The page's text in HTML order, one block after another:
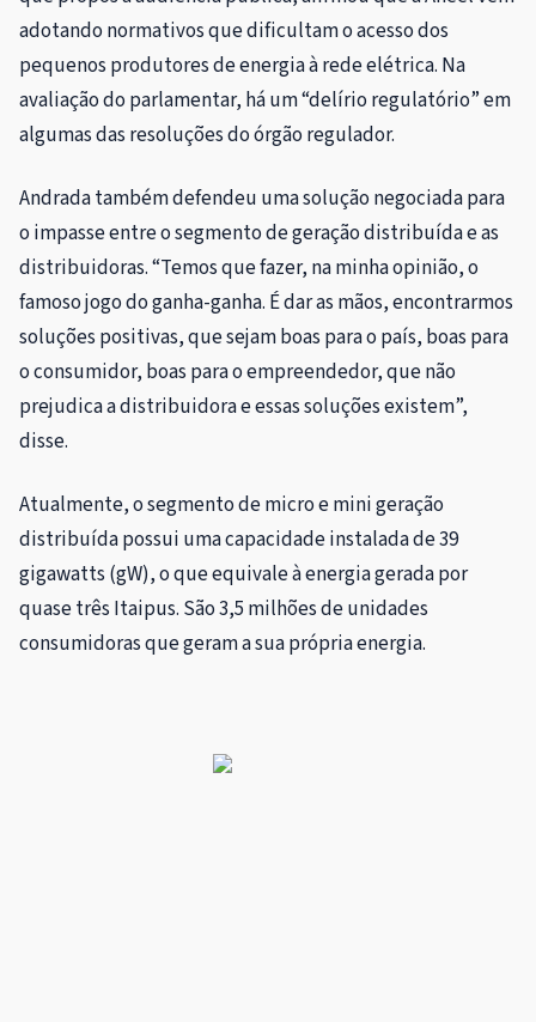
adotando normativos que dificultam o acesso dos
pequenos produtores de energia à rede elétrica. Na
avaliação do parlamentar, há um “delírio regulatório” em
algumas das resoluções do órgão regulador.
Andrada também defendeu uma solução negociada para
o impasse entre o segmento de geração distribuída e as
distribuidoras. “Temos que fazer, na minha opinião, o
famoso jogo do ganha-ganha. É dar as mãos, encontrarmos
soluções positivas, que sejam boas para o país, boas para
o consumidor, boas para o empreendedor, que não
prejudica a distribuidora e essas soluções existem”,
disse.
Atualmente, o segmento de micro e mini geração
distribuída possui uma capacidade instalada de 39
gigawatts (gW), o que equivale à energia gerada por
quase três Itaipus. São 3,5 milhões de unidades
consumidoras que geram a sua própria energia.